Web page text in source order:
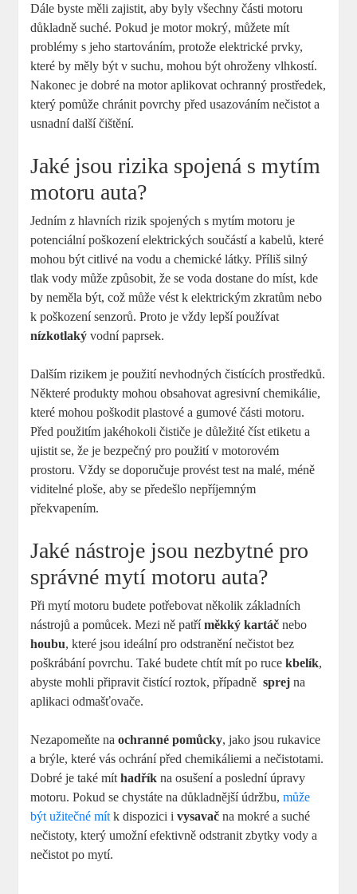
Dále byste ‍měli zajistit, aby byly‍ všechny části motoru
důkladně suché.⁢ Pokud je motor⁤ mokrý, můžete mít
problémy s ⁤jeho startováním, protože ⁢elektrické prvky,⁣
které ‍by měly být v ⁤suchu, mohou být⁤ ohroženy vlhkostí.⁣
Nakonec je dobré⁢ na motor aplikovat ochranný ⁢prostředek,
který⁣ pomůže chránit‌ povrchy před usazováním nečistot a
usnadní⁢ další čištění.
Jaké jsou rizika spojená s mytím
motoru auta?
Jedním z hlavních rizik‌ spojených s mytím‌ motoru je⁤
potenciální poškození ‍elektrických ⁣součástí a ⁣kabelů, které
mohou ​být citlivé na vodu a ⁤chemické látky. Příliš silný
tlak vody může způsobit, že se voda dostane ‍do míst,⁤ kde
by neměla být, což může vést k elektrickým zkratům nebo
k poškození ​senzorů. Proto⁣ je vždy lepší používat ‍
nízkotlaký vodní paprsek.
Dalším rizikem‌ je použití nevhodných čistících prostředků.
Některé produkty mohou obsahovat agresivní chemikálie,
které mohou poškodit plastové a gumové části motoru.
Před použitím jakéhokoli čističe ‌je důležité číst etiketu a
‍ujistit se, že ⁣je bezpečný pro ⁤použití v motorovém
prostoru. ‌Vždy se doporučuje ‌provést test na malé, méně
viditelné ploše, aby se předešlo nepříjemným
překvapením.
Jaké nástroje⁣ jsou nezbytné pro
správné mytí motoru⁤ auta?
Při mytí motoru budete potřebovat několik ⁢základních
nástrojů a​ pomůcek.⁢ Mezi ně ‍patří‌měkký kartáč nebo ​
houbu, které ⁢jsou‍ ideální‌ pro ​odstranění ⁤nečistot bez
poškrábání povrchu. Také ⁤budete chtít mít po rucekbelík,
abyste ‌mohli připravit čistící​ roztok, případně ⁤sprej na
aplikaci odmašťovače.
Nezapomeňte naochranné ​pomůcky, jako jsou rukavice
a brýle, které vás⁢ ochrání před chemikáliemi‌ a ⁣nečistotami.
Dobré je také míthadřík na osušení a⁢ poslední​ úpravy
motoru. Pokud se chystáte na důkladnější údržbu,může
být užitečné mít k ‍dispozici‍ ivysavač na mokré ​a suché
nečistoty, který umožní efektivně odstranit zbytky vody a
nečistot‌ po ⁤mytí.